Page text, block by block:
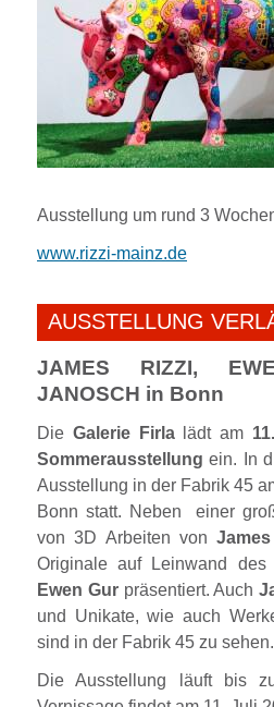
Ausstellung um rund 3
www.rizzi-mainz.de
AUSSTELLUNG
JAMES RIZZI,
JANOSCH in Bonn
Die Galerie Firlalädt am
Sommerausstellung ein. In
Ausstellung in der Fabrik 45
Bonn statt. Neben einer
von 3D Arbeiten von
Originale auf Leinwand des
Ewen Gurpräsentiert. Auch
und Unikate, wie auch
sind in der Fabrik 45 zu sehen.
Die Ausstellung läuft bis